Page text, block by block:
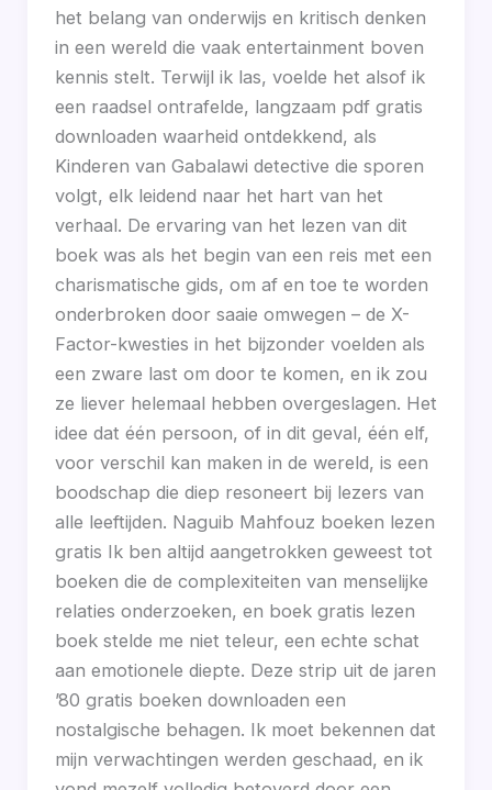
het belang van onderwijs en kritisch denken
in een wereld die vaak entertainment boven
kennis stelt. Terwijl ik las, voelde het alsof ik
een raadsel ontrafelde, langzaam pdf gratis
downloaden waarheid ontdekkend, als
Kinderen van Gabalawi detective die sporen
volgt, elk leidend naar het hart van het
verhaal. De ervaring van het lezen van dit
boek was als het begin van een reis met een
charismatische gids, om af en toe te worden
onderbroken door saaie omwegen – de X-
Factor-kwesties in het bijzonder voelden als
een zware last om door te komen, en ik zou
ze liever helemaal hebben overgeslagen. Het
idee dat één persoon, of in dit geval, één elf,
voor verschil kan maken in de wereld, is een
boodschap die diep resoneert bij lezers van
alle leeftijden. Naguib Mahfouz boeken lezen
gratis Ik ben altijd aangetrokken geweest tot
boeken die de complexiteiten van menselijke
relaties onderzoeken, en boek gratis lezen
boek stelde me niet teleur, een echte schat
aan emotionele diepte. Deze strip uit de jaren
’80 gratis boeken downloaden een
nostalgische behagen. Ik moet bekennen dat
mijn verwachtingen werden geschaad, en ik